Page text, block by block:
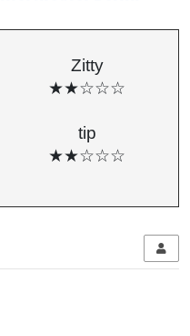
Zitty
★★☆☆☆
tip
★★☆☆☆